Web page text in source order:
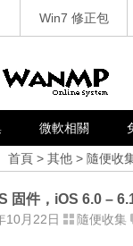
Win7 修正包
微軟相關
首頁 > 其他 > 隨便收
固件，iOS 6.0 –
10月22日 隨便收集